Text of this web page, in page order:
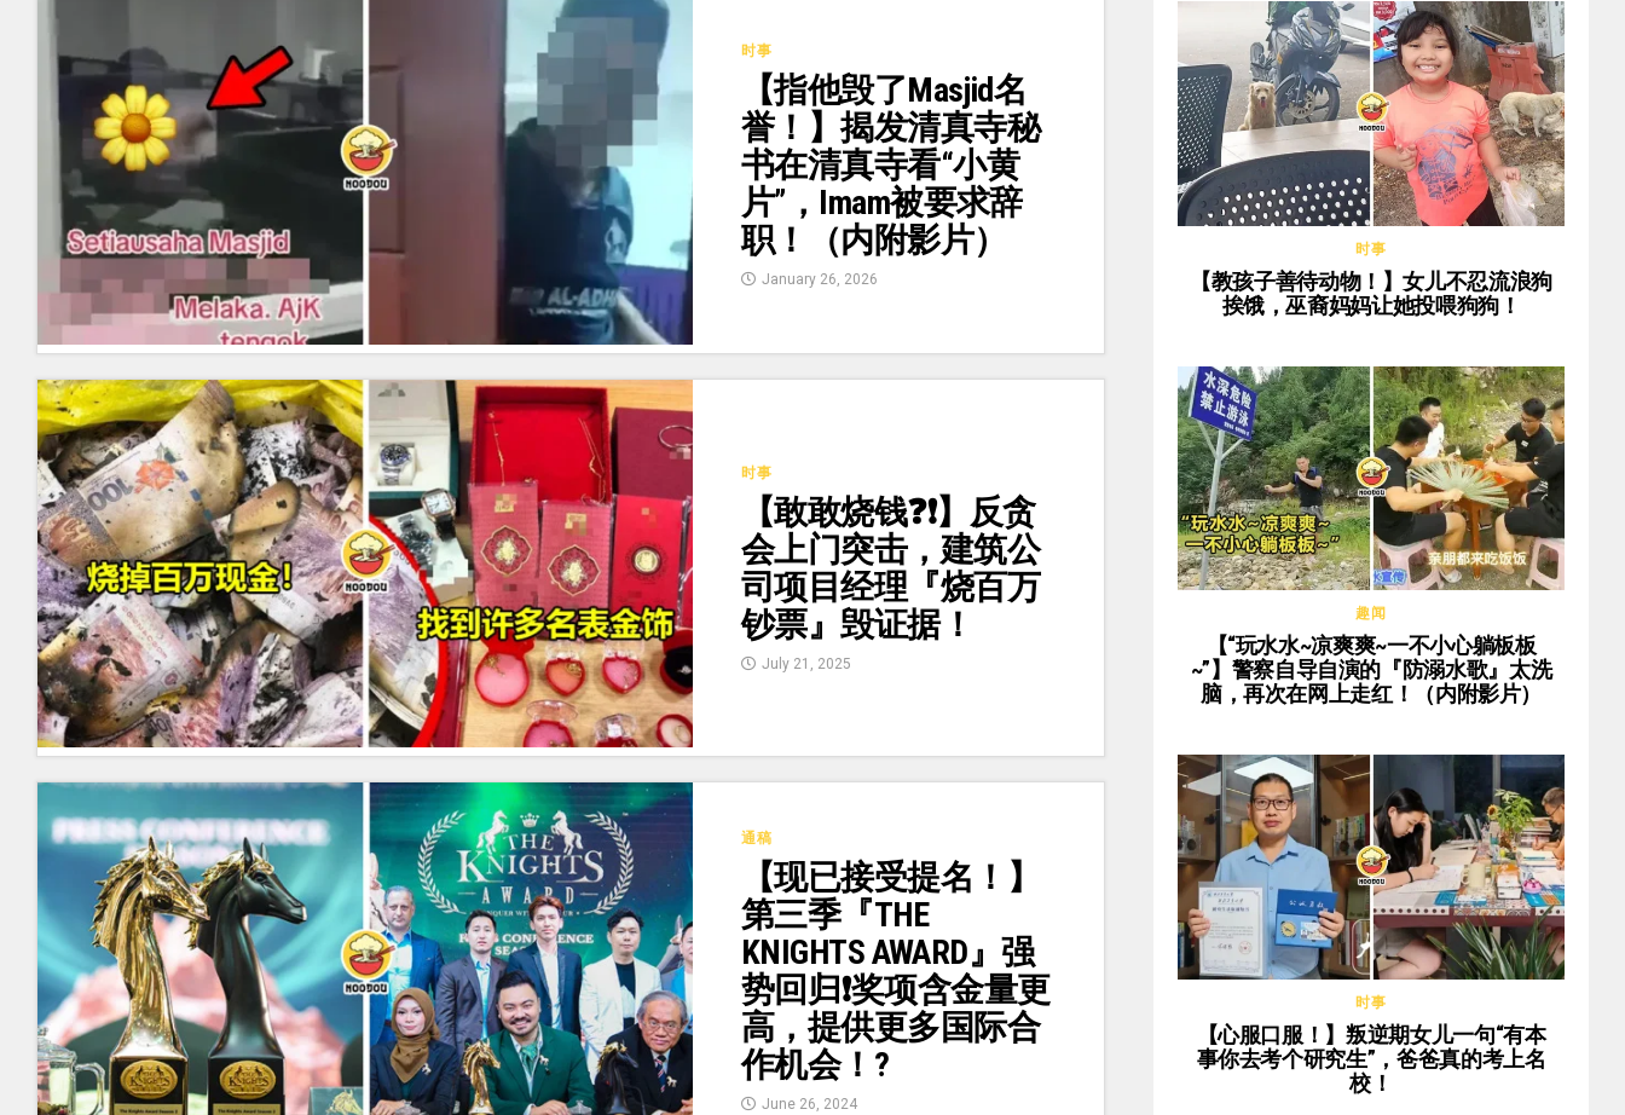
时事
【指他毁了Masjid名
誉！】揭发清真寺秘
书在清真寺看“小黄
片”，Imam被要求辞
职！（内附影片）
January 26, 2026
时事
【敢敢烧钱❓❗】反贪
会上门突击，建筑公
司项目经理『烧百万
钞票』毁证据！
July 21, 2025
通稿
【现已接受提名！】
第三季『THE
KNIGHTS AWARD』强
势回归❗奖项含金量更
高，提供更多国际合
作机会！?
June 26, 2024
时事
【教孩子善待动物！】女儿不忍流浪狗
挨饿，巫裔妈妈让她投喂狗狗！
趣闻
【“玩水水~凉爽爽~一不小心躺板板
~”】警察自导自演的『防溺水歌』太洗
脑，再次在网上走红！（内附影片）
时事
【心服口服！】叛逆期女儿一句“有本
事你去考个研究生”，爸爸真的考上名
校！